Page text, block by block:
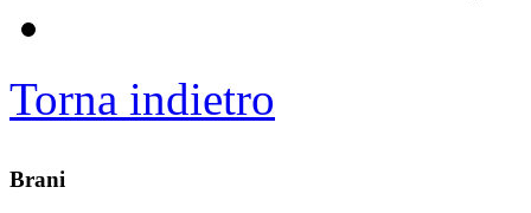
Torna indietro
Brani